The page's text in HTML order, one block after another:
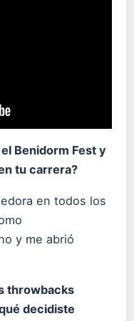
Benidorm Fest y
tu carrera?
en todos los
y me abrió
throwbacks
é decidiste